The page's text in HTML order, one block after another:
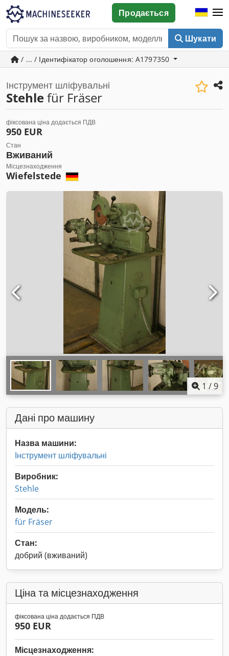
Шукати
Продається
/ ... / Ідентифікатор оголошення: A1797350
Інструмент шліфувальні
Stehlefür Fräser
фіксована ціна додається ПДВ
950 EUR
Стан
Вживаний
Місцезнаходження
Wiefelstede
1 /9
Дані про машину
Назва машини:
Інструмент шліфувальні
Виробник:
Stehle
Модель:
für Fräser
Стан:
добрий (вживаний)
Ціна та місцезнаходження
фіксована ціна додається ПДВ
950 EUR
Місцезнаходження: